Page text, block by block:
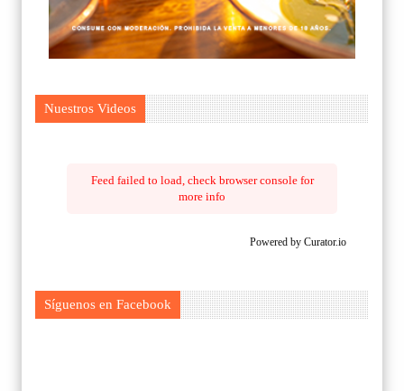
Nuestros Videos
Feed failed to load, check browser console for
more info
Powered by Curator.io
Síguenos en Facebook